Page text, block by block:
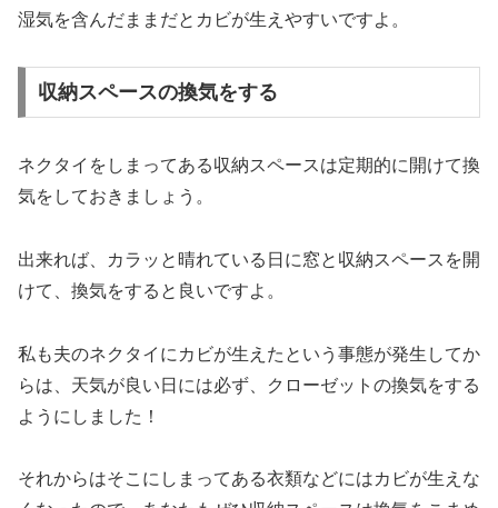
湿気を含んだままだとカビが生えやすいですよ。
収納スペースの換気をする
ネクタイをしまってある収納スペースは定期的に開けて換
気をしておきましょう。
出来れば、カラッと晴れている日に窓と収納スペースを開
けて、換気をすると良いですよ。
私も夫のネクタイにカビが生えたという事態が発生してか
らは、天気が良い日には必ず、クローゼットの換気をする
ようにしました！
それからはそこにしまってある衣類などにはカビが生えな